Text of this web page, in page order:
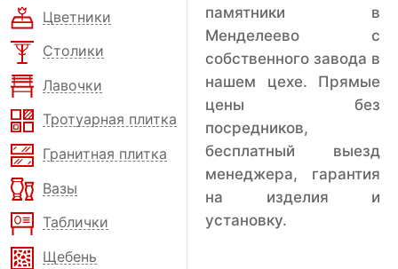
Цветники
Столики
Лавочки
Тротуарная плитка
Гранитная плитка
Вазы
Таблички
Щебень
памятники в
Менделеево с
собственного завода в
нашем цехе. Прямые
цены без
посредников,
бесплатный выезд
менеджера, гарантия
на изделия и
установку.